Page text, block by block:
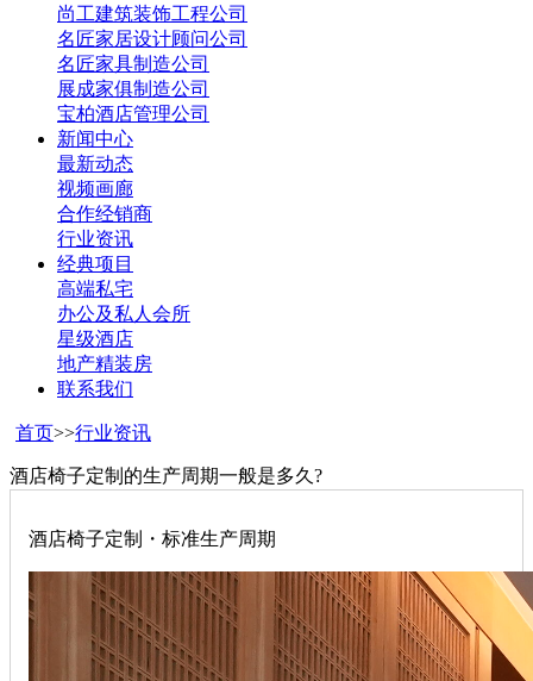
尚工建筑装饰工程公司
名匠家居设计顾问公司
名匠家具制造公司
展成家俱制造公司
宝柏酒店管理公司
新闻中心
最新动态
视频画廊
合作经销商
行业资讯
经典项目
高端私宅
办公及私人会所
星级酒店
地产精装房
联系我们
首页>>行业资讯
酒店椅子定制的生产周期一般是多久?
酒店椅子定制・标准生产周期